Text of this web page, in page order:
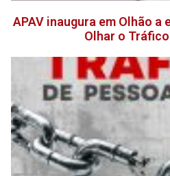
APAV inaugura em Olhão a
Olhar o Tráfico